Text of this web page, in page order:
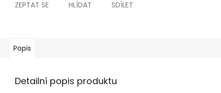
ZEPTAT SE HLÍDAT SDÍLET
Popis
Detailní popis produktu